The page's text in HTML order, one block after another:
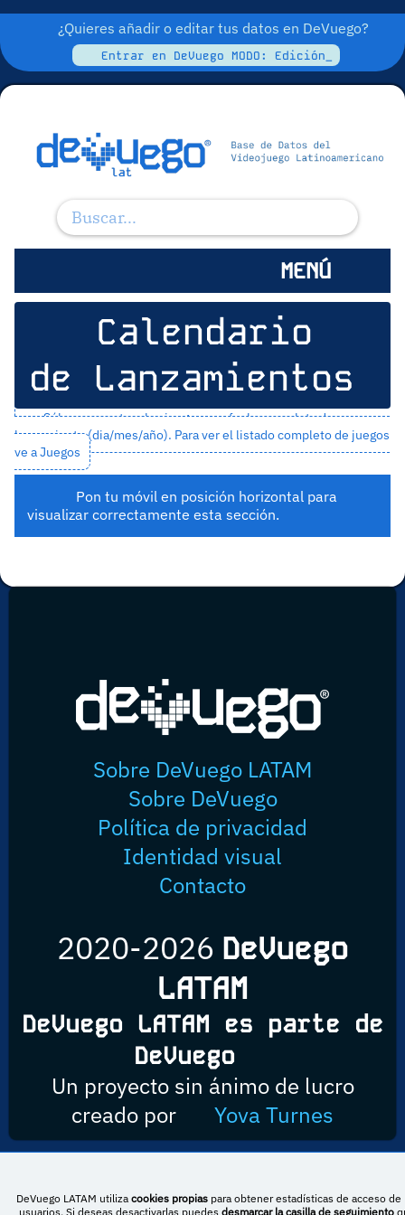
¿Quieres añadir o editar tus datos en DeVuego?
Entrar en DeVuego MODO: Edición_
MENÚ
Calendario
de Lanzamientos
Sólo se muestran los juegos con fecha completa de
lanzamiento (dia/mes/año). Para ver el listado completo de juegos
ve aJuegos
Pon tu móvil en posición horizontal para
visualizar correctamente esta sección.
Sobre DeVuego LATAM
Sobre DeVuego
Política de privacidad
Identidad visual
Contacto
2020-2026 DeVuego
LATAM
DeVuego LATAM es parte de
DeVuego
Un proyecto sin ánimo de lucro
creado por
Yova Turnes
Esta obra está bajo una licencia de Creative Commons Reconocimiento-
NoComercial-CompartirIgual 4.0 Internacional
DeVuego LATAM utiliza cookies propiaspara obtener estadísticas de acceso de
usuarios. Si deseas desactivarlas puedes desmarcar la casilla de seguimiento